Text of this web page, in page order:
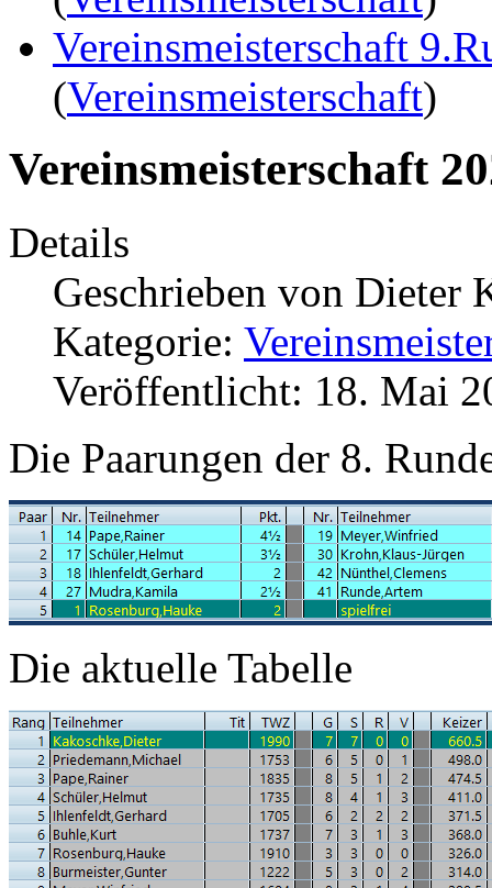
Vereinsmeisterschaft
(Vereinsmeisterschaft)
Vereinsmeisterschaft
Details
Geschrieben von Dieter
Kategorie:
Veröffentlicht: 18. Mai
Die Paarungen der 8.
Die aktuelle Tabelle